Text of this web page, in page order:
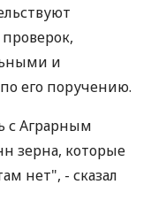
и
его поручению.
с Аграрным
зерна, которые
нет", - сказал